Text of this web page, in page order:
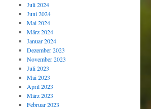
Juli 2024
Juni 2024
Mai 2024
März 2024
Januar 2024
Dezember 2023
November 2023
Juli 2023
Mai 2023
April 2023
März 2023
Februar 2023